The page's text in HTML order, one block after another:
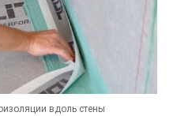
вдоль стены